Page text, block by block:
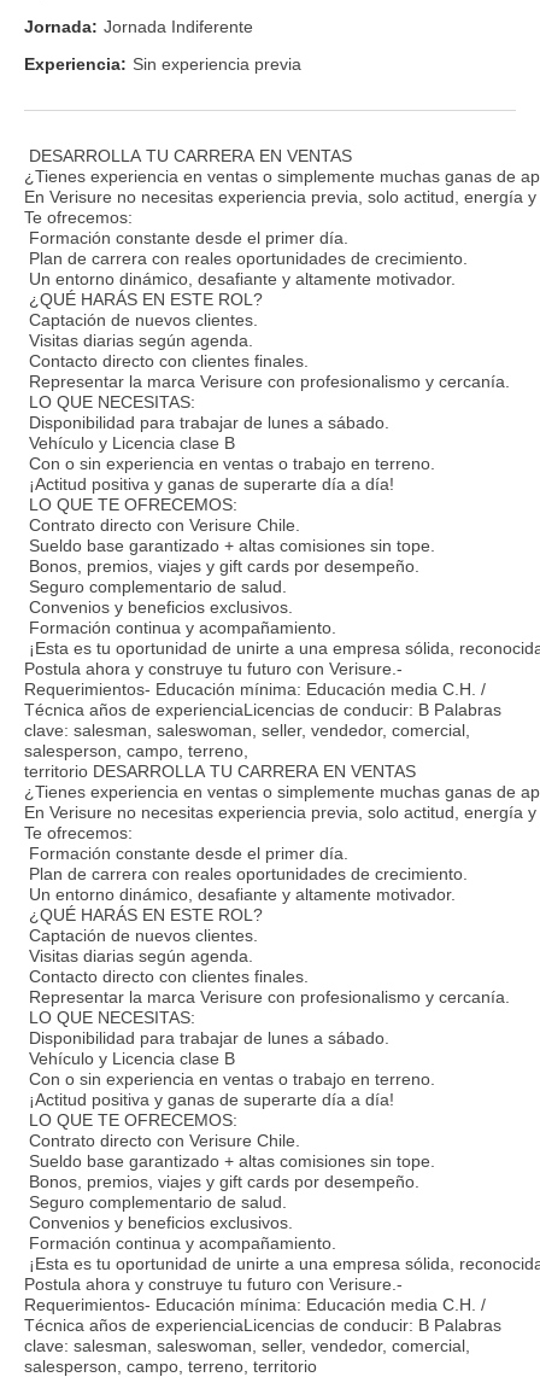
Jornada: Jornada Indiferente
Experiencia: Sin experiencia previa
DESARROLLA TU CARRERA EN VENTAS
¿Tienes experiencia en ventas o simplemente muchas ganas de
En Verisure no necesitas experiencia previa, solo actitud, energía
Te ofrecemos:
Formación constante desde el primer día.
Plan de carrera con reales oportunidades de crecimiento.
Un entorno dinámico, desafiante y altamente motivador.
¿QUÉ HARÁS EN ESTE ROL?
Captación de nuevos clientes.
Visitas diarias según agenda.
Contacto directo con clientes finales.
Representar la marca Verisure con profesionalismo y cercanía.
LO QUE NECESITAS:
Disponibilidad para trabajar de lunes a sábado.
Vehículo y Licencia clase B
Con o sin experiencia en ventas o trabajo en terreno.
¡Actitud positiva y ganas de superarte día a día!
LO QUE TE OFRECEMOS:
Contrato directo con Verisure Chile.
Sueldo base garantizado + altas comisiones sin tope.
Bonos, premios, viajes y gift cards por desempeño.
Seguro complementario de salud.
Convenios y beneficios exclusivos.
Formación continua y acompañamiento.
¡Esta es tu oportunidad de unirte a una empresa sólida,
Postula ahora y construye tu futuro con Verisure.-
Requerimientos- Educación mínima: Educación media C.H. /
Técnica años de experienciaLicencias de conducir: B Palabras
clave: salesman, saleswoman, seller, vendedor, comercial,
salesperson, campo, terreno,
territorio DESARROLLA TU CARRERA EN VENTAS
¿Tienes experiencia en ventas o simplemente muchas ganas de
En Verisure no necesitas experiencia previa, solo actitud, energía
Te ofrecemos:
Formación constante desde el primer día.
Plan de carrera con reales oportunidades de crecimiento.
Un entorno dinámico, desafiante y altamente motivador.
¿QUÉ HARÁS EN ESTE ROL?
Captación de nuevos clientes.
Visitas diarias según agenda.
Contacto directo con clientes finales.
Representar la marca Verisure con profesionalismo y cercanía.
LO QUE NECESITAS:
Disponibilidad para trabajar de lunes a sábado.
Vehículo y Licencia clase B
Con o sin experiencia en ventas o trabajo en terreno.
¡Actitud positiva y ganas de superarte día a día!
LO QUE TE OFRECEMOS:
Contrato directo con Verisure Chile.
Sueldo base garantizado + altas comisiones sin tope.
Bonos, premios, viajes y gift cards por desempeño.
Seguro complementario de salud.
Convenios y beneficios exclusivos.
Formación continua y acompañamiento.
¡Esta es tu oportunidad de unirte a una empresa sólida,
Postula ahora y construye tu futuro con Verisure.-
Requerimientos- Educación mínima: Educación media C.H. /
Técnica años de experienciaLicencias de conducir: B Palabras
clave: salesman, saleswoman, seller, vendedor, comercial,
salesperson, campo, terreno, territorio